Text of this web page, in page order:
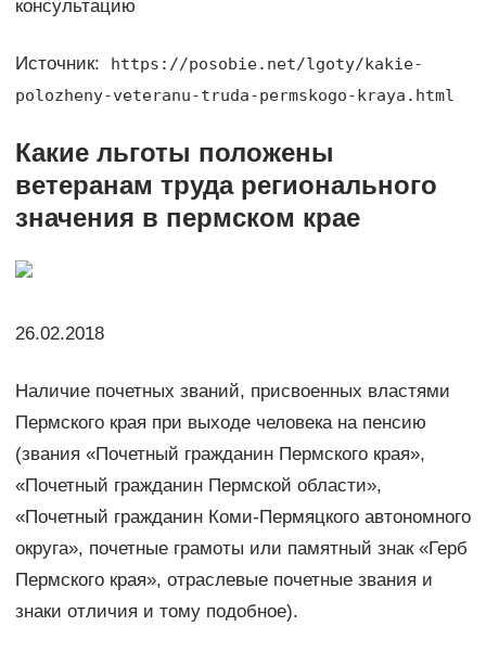
консультацию
Источник:
https://posobie.net/lgoty/kakie-
polozheny-veteranu-truda-permskogo-kraya.html
Какие льготы положены
ветеранам труда регионального
значения в пермском крае
26.02.2018
Наличие почетных званий, присвоенных властями
Пермского края при выходе человека на пенсию
(звания «Почетный гражданин Пермского края»,
«Почетный гражданин Пермской области»,
«Почетный гражданин Коми-Пермяцкого автономного
округа», почетные грамоты или памятный знак «Герб
Пермского края», отраслевые почетные звания и
знаки отличия и тому подобное).